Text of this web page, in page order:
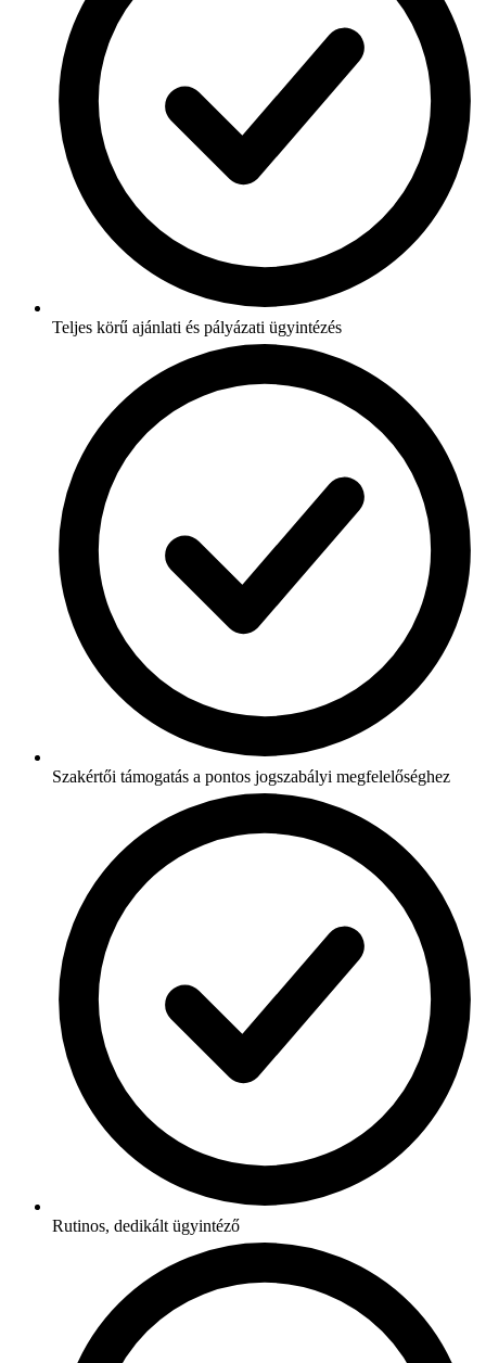
Teljes körű ajánlati és pályázati ügyintézés
Szakértői támogatás a pontos jogszabályi megfelelőséghez
Rutinos, dedikált ügyintéző